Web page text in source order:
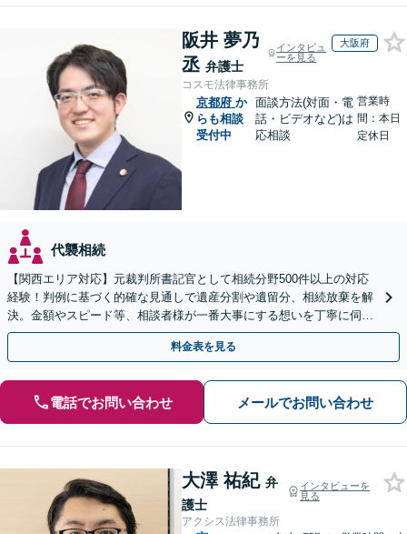
阪井 夢乃
丞 弁護士
インタビュ
ーを見る
大阪府
コスモ法律事務所
京都府 か
らも相談
受付中
面談方法(対面・電
話・ビデオなど)は
応相談
営業時
間：本日
定休日
代襲相続
【関西エリア対応】元裁判所書記官として相続分野500件以上の対応
経験！判例に基づく的確な見通しで遺産分割や遺留分、相続放棄を解
決。金額やスピード等、相談者様が一番大事にする想いを丁寧に伺い
最善の解決策を提案【WEB面談可】
料金表を見る
電話でお問い合わせ メールでお問い合わせ
大澤 祐紀 弁
護士
インタビューを
見る
アクシス法律事務所